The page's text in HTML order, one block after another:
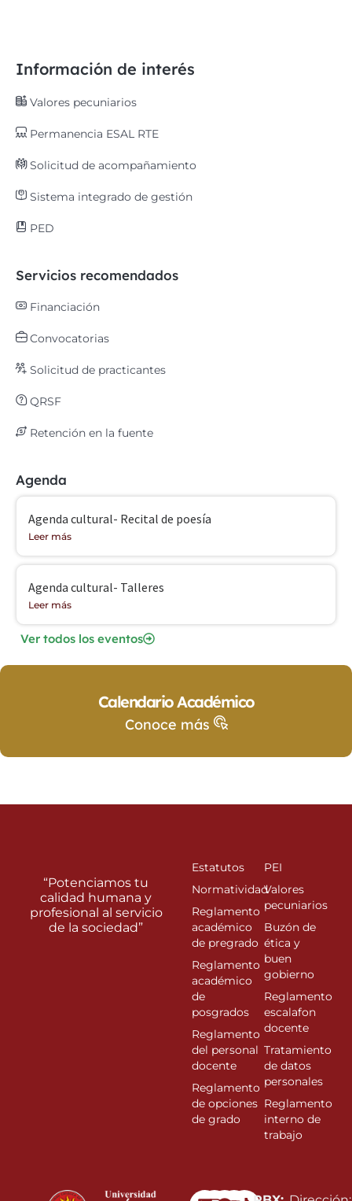
Información de interés
Valores pecuniarios
Permanencia ESAL RTE
Solicitud de acompañamiento
Sistema integrado de gestión
PED
Servicios recomendados
Financiación
Convocatorias
Solicitud de practicantes
QRSF
Retención en la fuente
Agenda
Agenda cultural- Recital de poesía
Leer más
Agenda cultural- Talleres
Leer más
Ver todos los eventos
Calendario Académico
Conoce más
“Potenciamos tu
calidad humana y
profesional al servicio
de la sociedad”
Estatutos
Normatividad
Reglamento
académico
de pregrado
Reglamento
académico
de
posgrados
Reglamento
del personal
docente
Reglamento
de opciones
de grado
PEI
Valores
pecuniarios
Buzón de
ética y
buen
gobierno
Reglamento
escalafon
docente
Tratamiento
de datos
personales
Reglamento
interno de
trabajo